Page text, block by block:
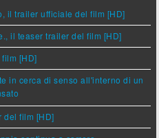
il trailer ufficiale del film [HD]
il teaser trailer del film [HD]
[HD]
in cerca di senso all'interno di un
del film [HD]